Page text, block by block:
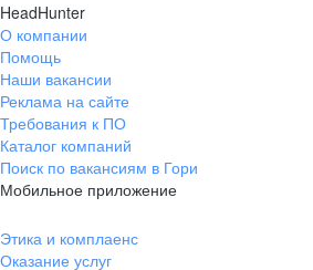
HeadHunter
О компании
Помощь
Наши вакансии
Реклама на сайте
Требования к ПО
Каталог компаний
Поиск по вакансиям в Гори
Мобильное приложение
Этика и комплаенс
Оказание услуг